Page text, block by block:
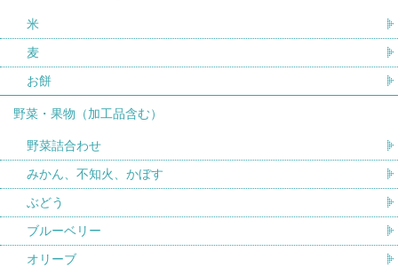
米
麦
お餅
野菜・果物（加工品含む）
野菜詰合わせ
みかん、不知火、かぼす
ぶどう
ブルーベリー
オリーブ